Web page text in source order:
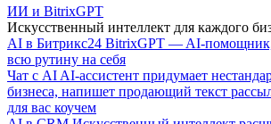
ИИ и BitrixGPT
Искусственный интеллект для каждого
AI в Битрикс24 BitrixGPT — AI-помощник,
всю рутину на себя
Чат с AI AI-ассистент придумает
бизнеса, напишет продающий текст
для вас коучем